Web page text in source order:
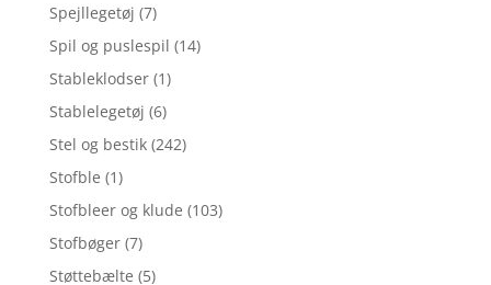
Spejllegetøj (7)
Spil og puslespil (14)
Stableklodser (1)
Stablelegetøj (6)
Stel og bestik (242)
Stofble (1)
Stofbleer og klude (103)
Stofbøger (7)
Støttebælte (5)